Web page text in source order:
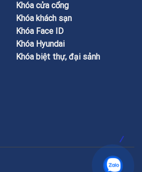
Khóa cửa cổng
Khóa khách sạn
Khóa Face ID
Khóa Hyundai
Khóa biệt thự, đại sảnh